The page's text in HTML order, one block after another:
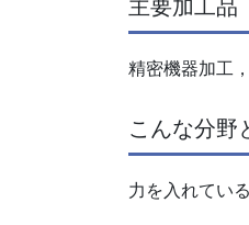
主要加工品
精密機器加工
こんな分野
力を入れてい